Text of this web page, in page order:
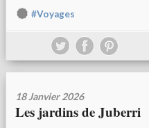
#Voyages
18 Janvier 2026
Les jardins de Juberri